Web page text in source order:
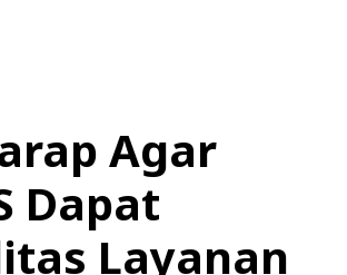
Agar
Dapat
Layanan